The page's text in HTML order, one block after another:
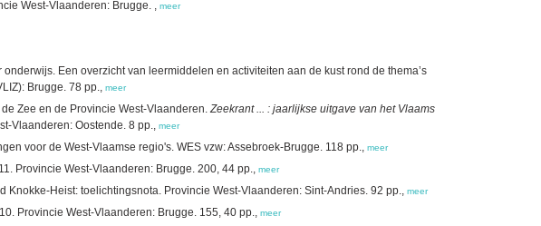
West-Vlaanderen: Brugge. , meer
Een overzicht van leermiddelen en activiteiten aan de kust rond de thema’s
Brugge. 78 pp., meer
Zee en de Provincie West-Vlaanderen.Zeekrant ... : jaarlijkse uitgave van het Vlaams
Vlaanderen: Oostende. 8 pp., meer
voor de West-Vlaamse regio's. WES vzw: Assebroek-Brugge. 118 pp., meer
Provincie West-Vlaanderen: Brugge. 200, 44 pp., meer
Heist: toelichtingsnota. Provincie West-Vlaanderen: Sint-Andries. 92 pp., meer
Provincie West-Vlaanderen: Brugge. 155, 40 pp., meer